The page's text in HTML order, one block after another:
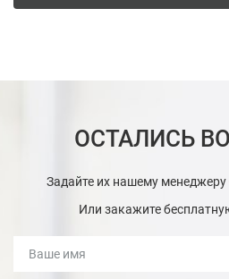
ОСТАЛИСЬ
Задайте их нашему менеджеру
Или закажите